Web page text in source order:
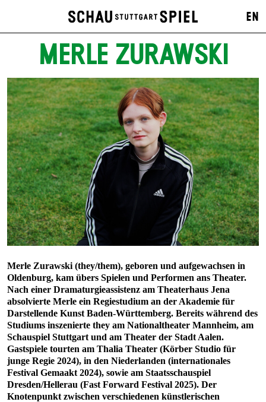
EN
MERLE ZURAWSKI
Merle Zurawski (they/them), geboren und aufgewachsen in
Oldenburg, kam übers Spielen und Performen ans Theater.
Nach einer Dramaturgieassistenz am Theaterhaus Jena
absolvierte Merle ein Regiestudium an der Akademie für
Darstellende Kunst Baden-Württemberg. Bereits während des
Studiums inszenierte they am Nationaltheater Mannheim, am
Schauspiel Stuttgart und am Theater der Stadt Aalen.
Gastspiele tourten am Thalia Theater (Körber Studio für
junge Regie 2024), in den Niederlanden (internationales
Festival Gemaakt 2024), sowie am Staatsschauspiel
Dresden/Hellerau (Fast Forward Festival 2025). Der
Knotenpunkt zwischen verschiedenen künstlerischen